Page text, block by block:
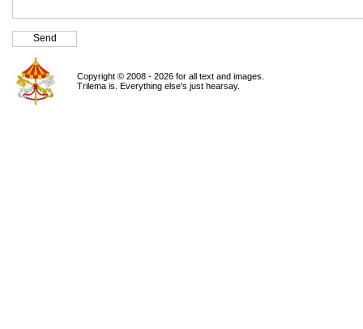
Copyright © 2008 - 2026 for all text and images.
Trilema is. Everything else's just hearsay.